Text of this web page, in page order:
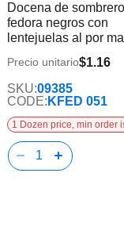
Docena de
fedora negros con
lentejuelas al por
Precio unitario$1.16
CODE: KFED 051
SKU:09385
1 Dozen price, min order